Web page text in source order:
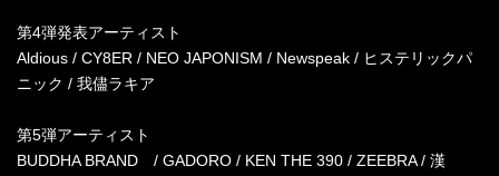
第4弾発表アーティスト
Aldious / CY8ER / NEO JAPONISM / Newspeak / ヒステリックパ
ニック / 我儘ラキア
第5弾アーティスト
BUDDHA BRAND / GADORO / KEN THE 390 / ZEEBRA / 漢